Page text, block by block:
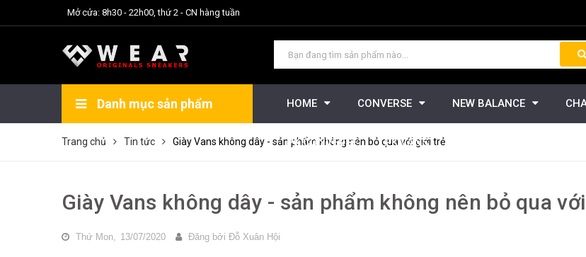
Mở cửa: 8h30 - 22h00, thứ 2 - CN hàng tuần
Danh mục sản phẩm HOME CONVERSE NEW BALANCE
PK CONVERSE PK VANS
Trang chủ Tin tức Giày Vans không dây - sản phẩm không nên bỏ qua với giới trẻ
Giày Vans không dây - sản phẩm không nên bỏ qua
Thứ Mon, 13/07/2020 Đăng bởi Đỗ Xuân Hội